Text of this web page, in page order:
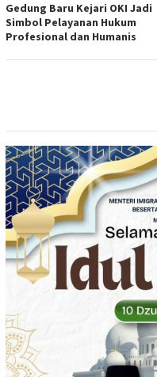
Gedung Baru Kejari OKI Jadi
Simbol Pelayanan Hukum
Profesional dan Humanis